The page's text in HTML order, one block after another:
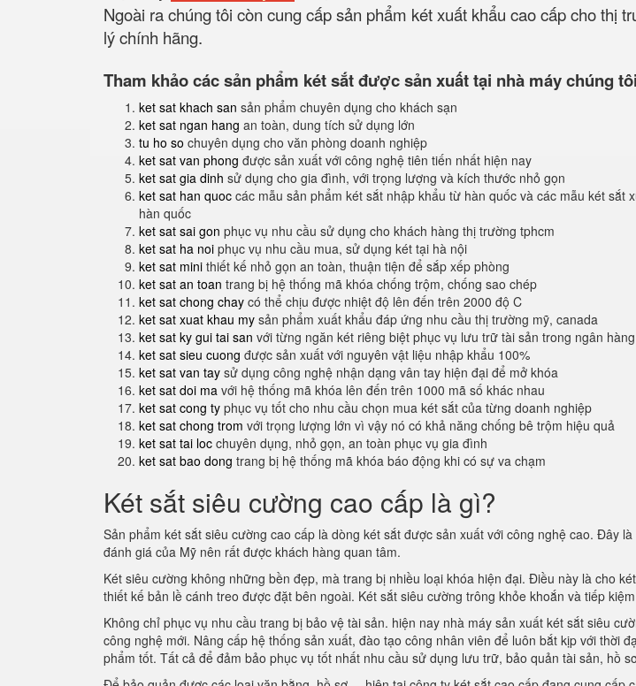
Ngoài ra chúng tôi còn cung cấp sản phẩm két xuất khẩu cao cấp cho thị
lý chính hãng.
Tham khảo các sản phẩm két sắt được sản xuất tại nhà máy chúng
ket sat khach san sản phẩm chuyên dụng cho khách sạn
ket sat ngan hang an toàn, dung tích sử dụng lớn
tu ho so chuyên dụng cho văn phòng doanh nghiệp
ket sat van phong được sản xuất với công nghệ tiên tiến nhất hiện nay
ket sat gia dinh sử dụng cho gia đình, với trọng lượng và kích thước nhỏ gọn
ket sat han quoc các mẫu sản phẩm két sắt nhập khẩu từ hàn quốc và các mẫu két sắt
hàn quốc
ket sat sai gon phục vụ nhu cầu sử dụng cho khách hàng thị trường tphcm
ket sat ha noi phục vụ nhu cầu mua, sử dụng két tại hà nội
ket sat mini thiết kế nhỏ gọn an toàn, thuận tiện để sắp xếp phòng
ket sat an toan trang bị hệ thống mã khóa chống trộm, chống sao chép
ket sat chong chay có thể chịu được nhiệt độ lên đến trên 2000 độ C
ket sat xuat khau my sản phẩm xuất khẩu đáp ứng nhu cầu thị trường mỹ, canada
ket sat ky gui tai san với từng ngăn két riêng biệt phục vụ lưu trữ tài sản trong ngân hàng
ket sat sieu cuong được sản xuất với nguyên vật liệu nhập khẩu 100%
ket sat van tay sử dụng công nghệ nhận dạng vân tay hiện đại để mở khóa
ket sat doi ma với hệ thống mã khóa lên đến trên 1000 mã số khác nhau
ket sat cong ty phục vụ tốt cho nhu cầu chọn mua két sắt của từng doanh nghiệp
ket sat chong trom với trọng lượng lớn vì vậy nó có khả năng chống bê trộm hiệu quả
ket sat tai loc chuyên dụng, nhỏ gọn, an toàn phục vụ gia đình
ket sat bao dong trang bị hệ thống mã khóa báo động khi có sự va chạm
Két sắt siêu cường cao cấp là gì?
Sản phẩm két sắt siêu cường cao cấp là dòng két sắt được sản xuất với công nghệ cao. Đây
đánh giá của Mỹ nên rất được khách hàng quan tâm.
Két siêu cường không những bền đẹp, mà trang bị nhiều loại khóa hiện đại. Điều này là cho
thiết kế bản lề cánh treo được đặt bên ngoài. Két sắt siêu cường trông khỏe khoắn và tiếp
Không chỉ phục vụ nhu cầu trang bị bảo vệ tài sản. hiện nay nhà máy sản xuất két sắt siêu
công nghệ mới. Nâng cấp hệ thống sản xuất, đào tạo công nhân viên để luôn bắt kịp với thời
phẩm tốt. Tất cả để đảm bảo phục vụ tốt nhất nhu cầu sử dụng lưu trữ, bảo quản tài sản, hồ